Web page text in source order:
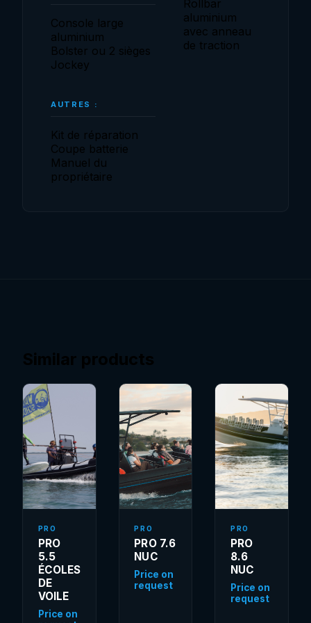
Console large
aluminium
Bolster ou 2 sièges
Jockey
Rollbar
aluminium
avec anneau
de traction
AUTRES :
Kit de réparation
Coupe batterie
Manuel du
propriétaire
Similar products
PRO
PRO
5.5
ÉCOLES
DE
VOILE
Price on
PRO
PRO 7.6
NUC
Price on
request
PRO
PRO
8.6
NUC
Price on
request